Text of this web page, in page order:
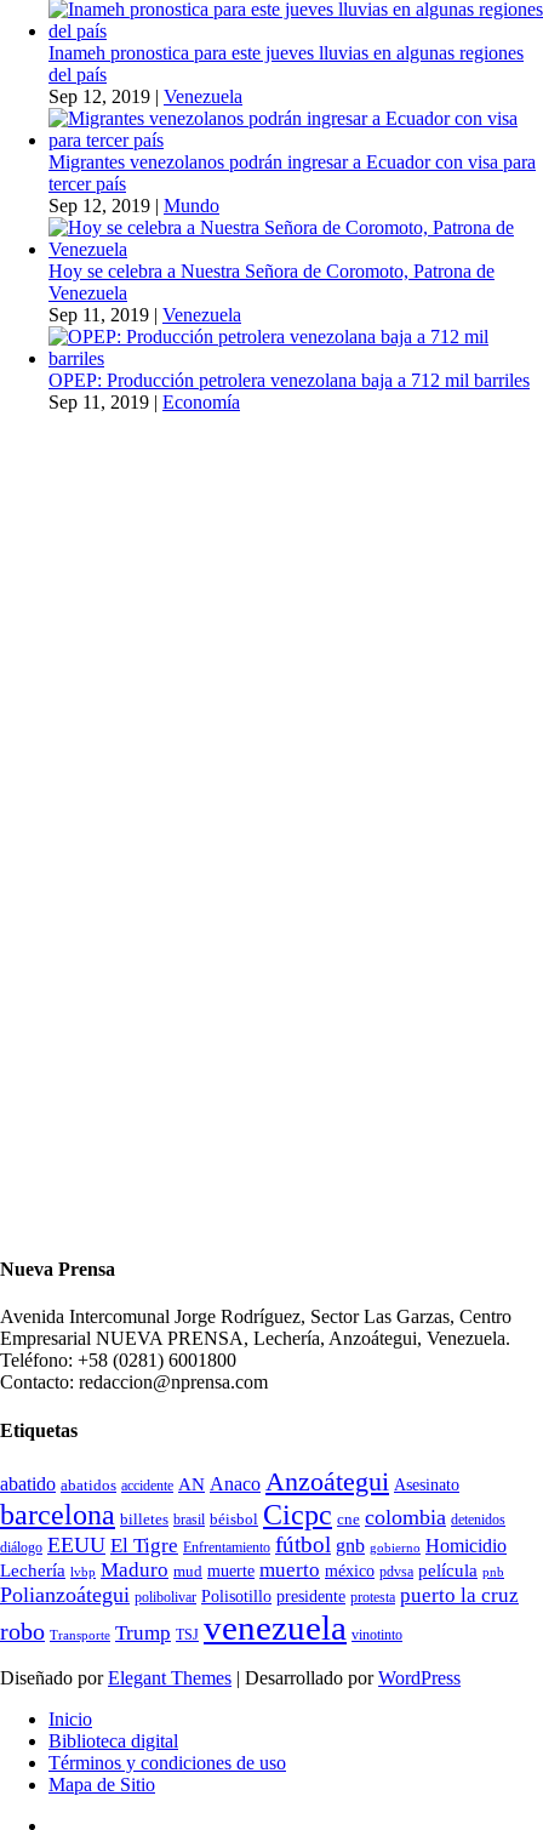
Inameh pronostica para este jueves lluvias en algunas regiones
del país
Sep 12, 2019 | Venezuela
Migrantes venezolanos podrán ingresar a Ecuador con visa para
tercer país
Sep 12, 2019 | Mundo
Hoy se celebra a Nuestra Señora de Coromoto, Patrona de
Venezuela
Sep 11, 2019 | Venezuela
OPEP: Producción petrolera venezolana baja a 712 mil barriles
Sep 11, 2019 | Economía
Nueva Prensa
Avenida Intercomunal Jorge Rodríguez, Sector Las Garzas, Centro
Empresarial NUEVA PRENSA, Lechería, Anzoátegui, Venezuela.
Teléfono: +58 (0281) 6001800
Contacto: redaccion@nprensa.com
Etiquetas
abatido abatidos accidente AN Anaco Anzoátegui Asesinato
barcelona billetes brasil béisbol Cicpc cne colombia detenidos
diálogo EEUU El Tigre Enfrentamiento fútbol gnb gobierno Homicidio
Lechería lvbp Maduro mud muerte muerto méxico pdvsa película pnb
Polianzoátegui polibolivar Polisotillo presidente protesta puerto la cruz
robo Transporte Trump TSJ venezuela vinotinto
Diseñado porElegant Themes | Desarrollado porWordPress
Inicio
Biblioteca digital
Términos y condiciones de uso
Mapa de Sitio